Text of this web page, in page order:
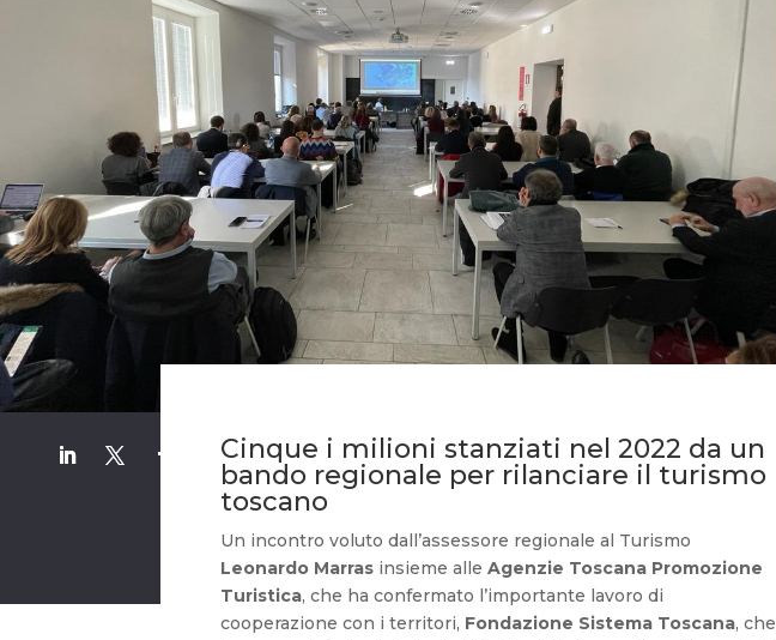
Cinque i milioni stanziati nel 2022 da un
bando regionale per rilanciare il turismo
toscano
Un incontro voluto dall’assessore regionale al Turismo
Leonardo Marras insieme alleAgenzie Toscana Promozione
Turistica, che ha confermato l’importante lavoro di
cooperazione con i territori, Fondazione Sistema Toscana, che